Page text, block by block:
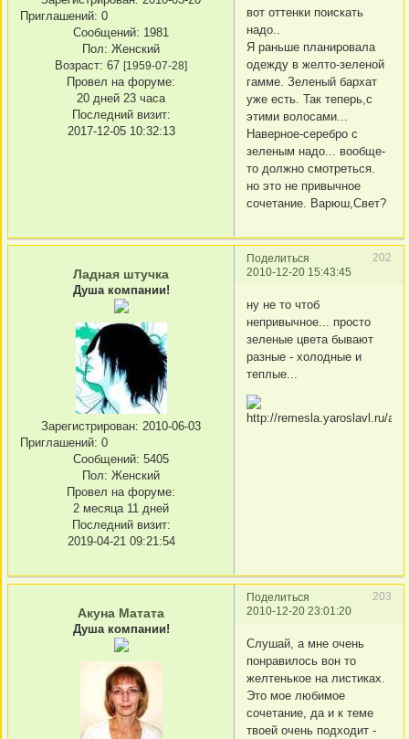
Приглашений: 0
Сообщений: 1981
Пол: Женский
Возраст: 67 [1959-07-28]
Провел на форуме:
20 дней 23 часа
Последний визит:
2017-12-05 10:32:13
вот оттенки поискать
надо..
Я раньше планировала
одежду в желто-зеленой
гамме. Зеленый бархат
уже есть. Так теперь,с
этими волосами...
Наверное-серебро с
зеленым надо... вообще-
то должно смотреться.
но это не привычное
сочетание. Варюш,Свет?
Поделиться
202
2010-12-20 15:43:45
Ладная штучка
Душа компании!
Зарегистрирован: 2010-06-03
Приглашений: 0
Сообщений: 5405
Пол: Женский
Провел на форуме:
2 месяца 11 дней
Последний визит:
2019-04-21 09:21:54
ну не то чтоб
непривычное... просто
зеленые цвета бывают
разные - холодные и
теплые...
Поделиться
203
2010-12-20 23:01:20
Акуна Матата
Душа компании!
Слушай, а мне очень
понравилось вон то
желтенькое на листиках.
Это мое любимое
сочетание, да и к теме
твоей очень подходит -